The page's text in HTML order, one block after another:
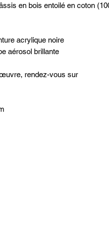
en bois entoilé en coton
acrylique noire
aérosol brillante
rendez-vous sur